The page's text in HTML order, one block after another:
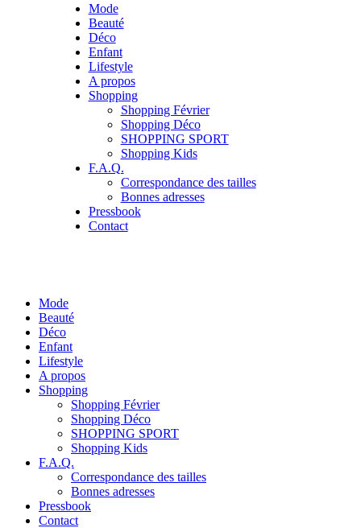
Mode
Beauté
Déco
Enfant
Lifestyle
A propos
Shopping
Shopping Février
Shopping Déco
SHOPPING SPORT
Shopping Kids
F.A.Q.
Correspondance des tailles
Bonnes adresses
Pressbook
Contact
Mode
Beauté
Déco
Enfant
Lifestyle
A propos
Shopping
Shopping Février
Shopping Déco
SHOPPING SPORT
Shopping Kids
F.A.Q.
Correspondance des tailles
Bonnes adresses
Pressbook
Contact